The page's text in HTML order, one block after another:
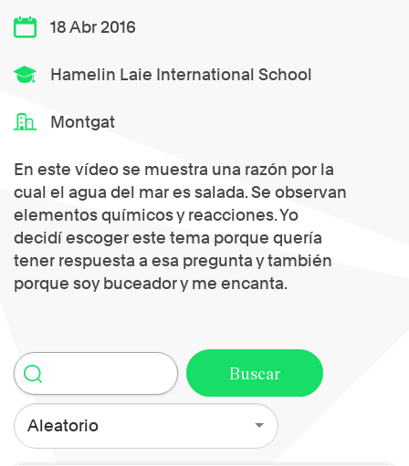
18 Abr 2016
Hamelin Laie International School
Montgat
En este vídeo se muestra una razón por la
cual el agua del mar es salada. Se observan
elementos químicos y reacciones. Yo
decidí escoger este tema porque quería
tener respuesta a esa pregunta y también
porque soy buceador y me encanta.
Aleatorio